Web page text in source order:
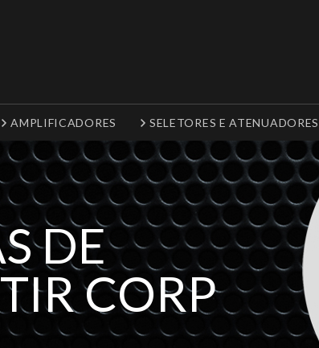
AMPLIFICADORES SELETORES E ATENUADORES
DE
CORP